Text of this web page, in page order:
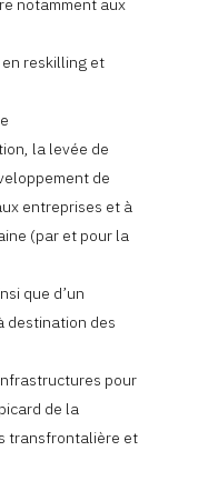
notamment aux
reskilling et
la levée de
de
entreprises et à
(par et pour la
que d’un
destination des
pour
de la
transfrontalière et